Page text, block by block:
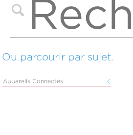
Ou parcourir par sujet.
Appareils Connectés